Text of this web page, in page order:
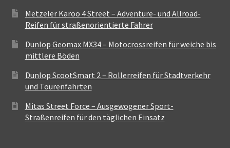
Metzeler Karoo 4 Street – Adventure- und Allroad-
Reifen für straßenorientierte Fahrer
Dunlop Geomax MX34 – Motocrossreifen für weiche bis
mittlere Böden
Dunlop ScootSmart 2 – Rollerreifen für Stadtverkehr
und Tourenfahrten
Mitas Street Force – Ausgewogener Sport-
Straßenreifen für den täglichen Einsatz